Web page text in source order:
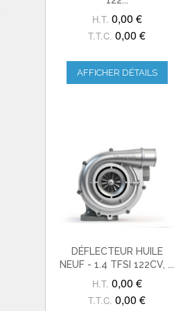
H.T. 0,00 €
T.T.C. 0,00 €
AFFICHER DÉTAILS
DÉFLECTEUR HUILE
NEUF - 1.4 TFSI 122CV, ...
H.T. 0,00 €
T.T.C. 0,00 €